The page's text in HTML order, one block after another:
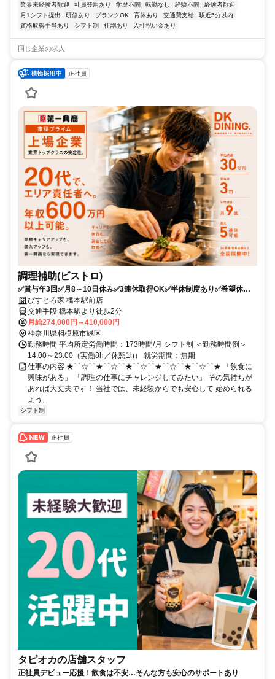
業界未経験者歓迎 社員登用あり 学歴不問 転勤なし 経験不問
経験者歓迎
月1シフト提出
研修あり ブランクOK 育休あり 交通費支給
駅近5分以内
資格取得手当あり
シフト制 社割あり 入社祝い金あり
同じ企業の求人
正社員
調理補助(ビストロ)
✅賞与年3回✅月8～10日休み✅3連休取得OK✅半休制度あり✅希望休
OK✅未経験からキャリアアップ可能
びすとろ家 橋本駅前店
交通手段 橋本駅より徒歩2分
月給274,000円～410,000円
神奈川県相模原市緑区
勤務時間 平均所定労働時間：173時間/月 シフト制 ＜勤務時間例＞
14:00～23:00（実働8h／休憩1h） 就労期間：無期
仕事の内容 ★⌒☆⌒★⌒☆⌒★⌒☆⌒★⌒☆⌒★⌒☆⌒★ 「飲食に
興味がある」 「調理の仕事にチャレンジしてみたい」 その気持ちが
あれば大丈夫です！ 当社では、未経験からでも安心して 始められる
よう...
シフト制
正社員
タピオカの店舗スタッフ
正社員デビュー応援！飲食は不安…そんな方も安心のサポートあり